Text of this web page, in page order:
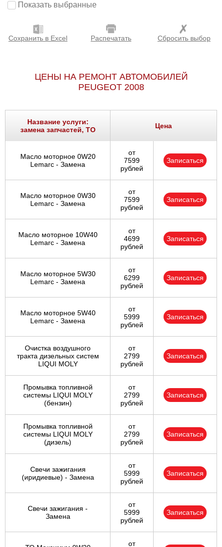
Оренбург
Петрозаводск
Ростов-на-Дону
Самара
Санкт-Петербург
Саратов
Солнцево
Тольятти
Тула
Тюмень
Чебоксары
Челябинск
Череповец
Ярославль
Показать выбранные
Сохранить в Excel Распечатать Сбросить выбор
ЦЕНЫ НА РЕМОНТ АВТОМОБИЛЕЙ
PEUGEOT 2008
Название услуги:
замена запчастей, ТО
Цена
Масло моторное 0W20
Lemarc - Замена
от
7599
рублей
Записаться
Масло моторное 0W30
Lemarc - Замена
от
7599
рублей
Записаться
Масло моторное 10W40
Lemarc - Замена
от
4699
рублей
Записаться
Масло моторное 5W30
Lemarc - Замена
от
6299
рублей
Записаться
Масло моторное 5W40
Lemarc - Замена
от
5999
рублей
Записаться
Очистка воздушного
тракта дизельных систем
LIQUI MOLY
от
2799
рублей
Записаться
Промывка топливной
системы LIQUI MOLY
(бензин)
от
2799
рублей
Записаться
Промывка топливной
системы LIQUI MOLY
(дизель)
от
2799
рублей
Записаться
Свечи зажигания
(иридиевые) - Замена
от
5999
рублей
Записаться
Свечи зажигания -
Замена
от
5999
рублей
Записаться
от